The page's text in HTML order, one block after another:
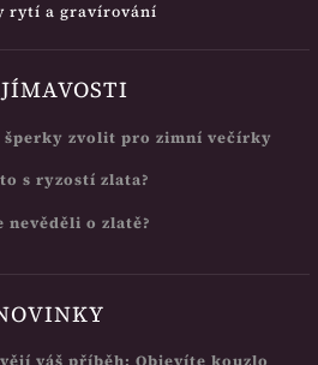
rytí a gravírování
šperky zvolit pro zimní večírky
s ryzostí zlata?
nevěděli o zlatě?